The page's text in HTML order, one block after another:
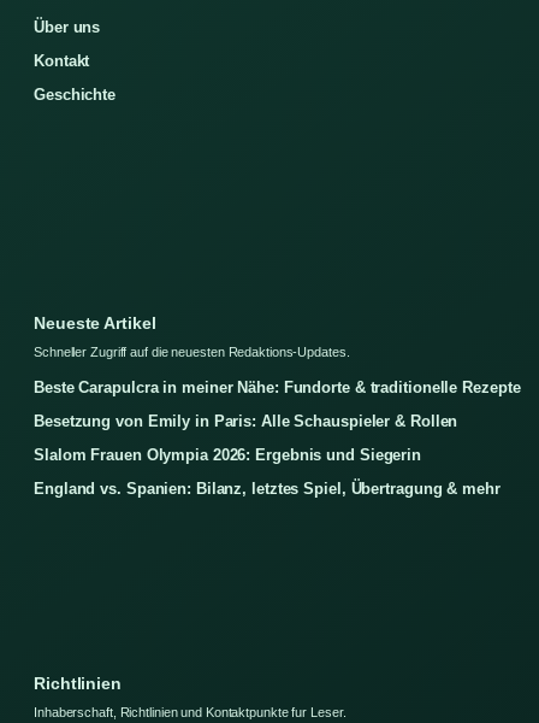
Über uns
Kontakt
Geschichte
Neueste Artikel
Schneller Zugriff auf die neuesten Redaktions-Updates.
Beste Carapulcra in meiner Nähe: Fundorte & traditionelle Rezepte
Besetzung von Emily in Paris: Alle Schauspieler & Rollen
Slalom Frauen Olympia 2026: Ergebnis und Siegerin
England vs. Spanien: Bilanz, letztes Spiel, Übertragung & mehr
Richtlinien
Inhaberschaft, Richtlinien und Kontaktpunkte fur Leser.